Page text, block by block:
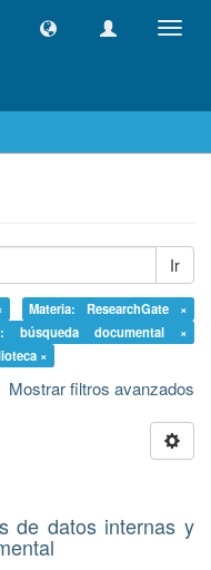
Ir
Materia: ResearchGate ×
búsqueda documental ×
×
Mostrar filtros avanzados
de datos internas y